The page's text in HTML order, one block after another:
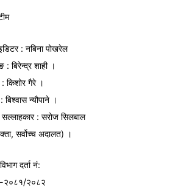
: नबिना पोखरेल
: बिरेन्द्र शाही ।
: किशोर गैरे ।
न्यौपाने ।
सल्लाहकार : सरोज सिलबाल
सर्वोच्च अदालत) ।
दर्ता नं:
२०८१/२०८२